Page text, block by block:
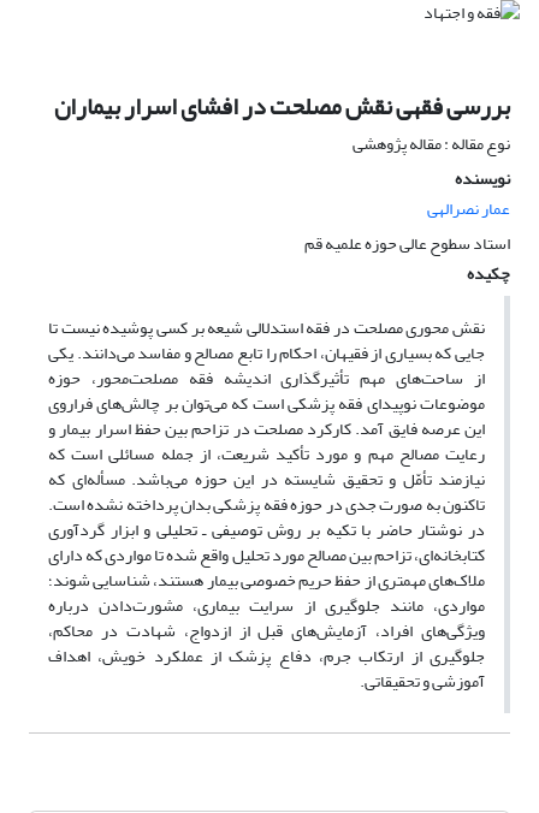
بررسی فقهی نقش مصلحت در افشای اسرار بیماران
نوع مقاله : مقاله پژوهشی
نویسنده
عمار نصرالهی
استاد سطوح عالی حوزه علمیه قم
چکیده
نقش محوری مصلحت در فقه استدلالی شیعه بر کسی پوشیده نیست تا
جایی که بسیاری از فقیهان، احکام را تابع مصالح و مفاسد می‌دانند. یکی
از ساحت‌های مهم تأثیرگذاری اندیشه فقه مصلحت‌محور، حوزه
موضوعات نوپیدای فقه پزشکی است که می‌توان بر چالش‌های فراروی
این عرصه فایق آمد. کارکرد مصلحت در تزاحم بین حفظ اسرار بیمار و
رعایت مصالح مهم و مورد تأکید شریعت، از جمله مسائلی است که
نیازمند تأمّل و تحقیق شایسته در این حوزه می‌باشد. مسأله‌ای که
تاکنون به صورت جدی در حوزه فقه پزشکی بدان پرداخته نشده است.
در نوشتار حاضر با تکیه بر روش توصیفی ـ تحلیلی و ابزار گردآوری
کتابخانه‌ای، تزاحم بین مصالح مورد تحلیل واقع شده تا مواردی که دارای
ملاک‌های مهمتری از حفظ حریم خصوصی بیمار هستند، شناسایی شوند؛
مواردی، مانند جلوگیری از سرایت بیماری، مشورت‌دادن درباره
ویژگی‌های افراد، آزمایش‌های قبل از ازدواج، شهادت در محاکم،
جلوگیری از ارتکاب جرم، دفاع پزشک از عملکرد خویش، اهداف
آموزشی و تحقیقاتی.